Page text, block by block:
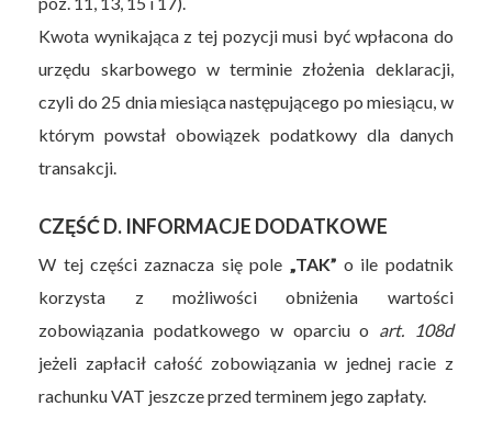
Kwota wynikająca z tej pozycji musi być wpłacona do
urzędu skarbowego w terminie złożenia deklaracji,
czyli do 25 dnia miesiąca następującego po miesiącu, w
którym powstał obowiązek podatkowy dla danych
transakcji.
CZĘŚĆ D. INFORMACJE DODATKOWE
W tej części zaznacza się pole „TAK” o ile podatnik
korzysta z możliwości obniżenia wartości
zobowiązania podatkowego w oparciu o art. 108d
jeżeli zapłacił całość zobowiązania w jednej racie z
rachunku VAT jeszcze przed terminem jego zapłaty.